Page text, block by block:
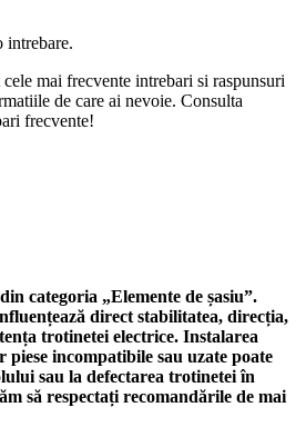
intrebare.
mai frecvente intrebari si raspunsuri
de care ai nevoie. Consulta
frecvente!
categoria „Elemente de șasiu”.
direct stabilitatea, direcția,
trotinetei electrice. Instalarea
incompatibile sau uzate poate
sau la defectarea trotinetei în
să respectați recomandările de mai